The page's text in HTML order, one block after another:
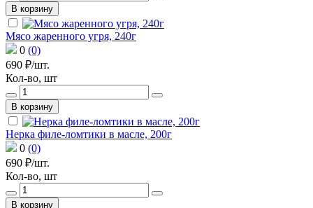
В корзину
Мясо жаренного угря, 240г
0 (0)
690 ₽/шт.
Кол-во, шт
В корзину
Нерка филе-ломтики в масле, 200г
0 (0)
690 ₽/шт.
Кол-во, шт
В корзину